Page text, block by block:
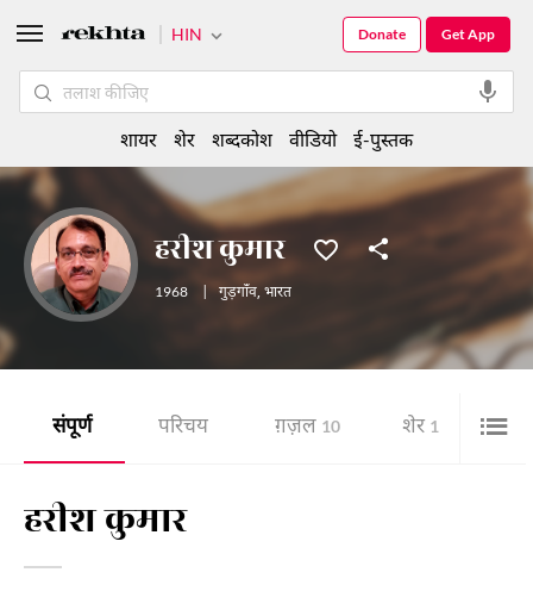
हरीश कुमार
1968 गुड़गाँव, भारत
संपूर्ण परिचय ग़ज़ल 10 शेर 1
हरीश कुमार
HIN Get App
Donate
शायर शेर शब्दकोश वीडियो ई-पुस्तक